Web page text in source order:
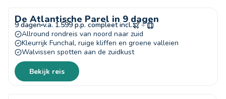
De Atlantische Parel in 9 dagen
9 dagen v.a. 1.599 p.p. compleet incl.
Allround rondreis van noord naar zuid
Kleurrijk Funchal, ruige kliffen en groene valleien
Walvissen spotten aan de zuidkust
Bekijk reis